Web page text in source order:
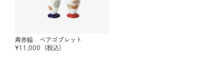
寿赤絵 ペアゴブレット
¥11,000 （税込）